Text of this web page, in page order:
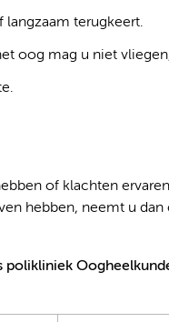
langzaam terugkeert.
oog mag u niet
of klachten
hebben, neemt u
polikliniek